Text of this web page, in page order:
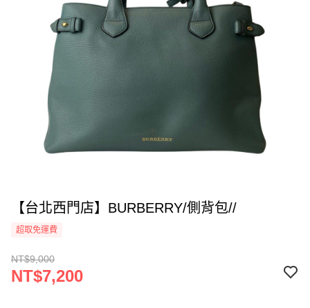
【台北西門店】BURBERRY/側背包//
超取免運費
NT$9,000
NT$7,200